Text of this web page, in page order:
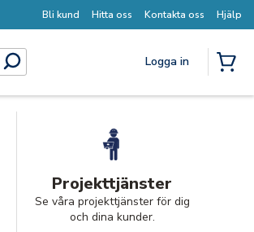
Bli kund Hitta oss Kontakta oss Hjälp
submit search
Logga in
Projekttjänster
Se våra projekttjänster för dig
och dina kunder.